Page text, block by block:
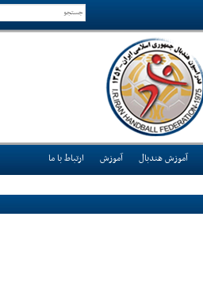
آموزش هندبال آموزش ارتباط با ما